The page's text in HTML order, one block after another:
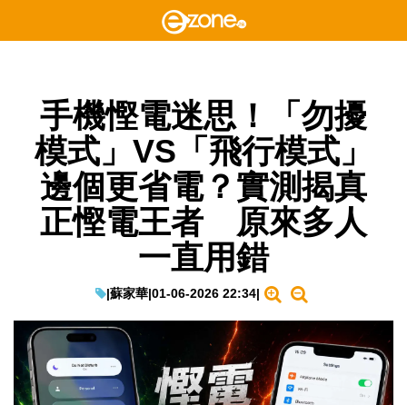
手機慳電迷思！「勿擾
模式」VS「飛行模式」
邊個更省電？實測揭真
正慳電王者 原來多人
一直用錯
|蘇家華|01-06-2026 22:34|